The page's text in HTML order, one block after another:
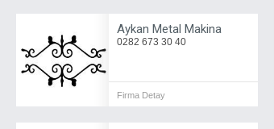
Aykan Metal Makina
0282 673 30 40
Firma Detay